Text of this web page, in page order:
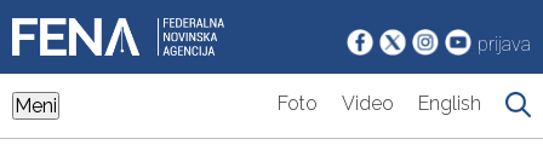
prijava
Meni Foto Video English